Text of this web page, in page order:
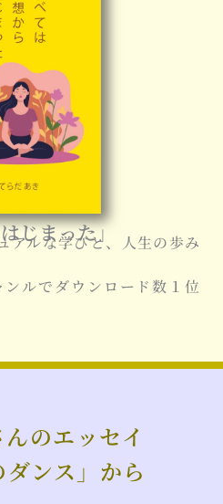
じまった」
アルな学びと、人生の歩み
ルでダウンロード数１位
のエッセイ
ダンス」から